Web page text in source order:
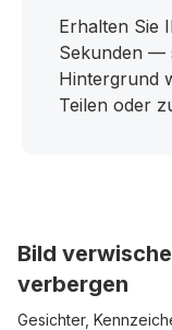
Erhalten Sie
Sekunden —
Hintergrund
Teilen oder
Bild
verbergen
Gesichter,